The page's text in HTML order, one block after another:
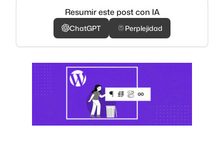
Resumir este post con IA
ChatGPT Perplejidad